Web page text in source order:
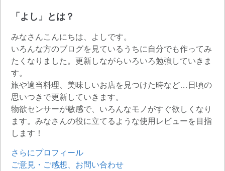
「よし」とは？
みなさんこんにちは、よしです。
いろんな方のブログを見ているうちに自分でも作ってみ
たくなりました。更新しながらいろいろ勉強していきま
す。
旅や適当料理、美味しいお店を見つけた時など…日頃の
思いつきで更新していきます。
物欲センサーが敏感で、いろんなモノがすぐ欲しくなり
ます。みなさんの役に立てるような使用レビューを目指
します！
さらにプロフィール
ご意見・ご感想、お問い合わせ